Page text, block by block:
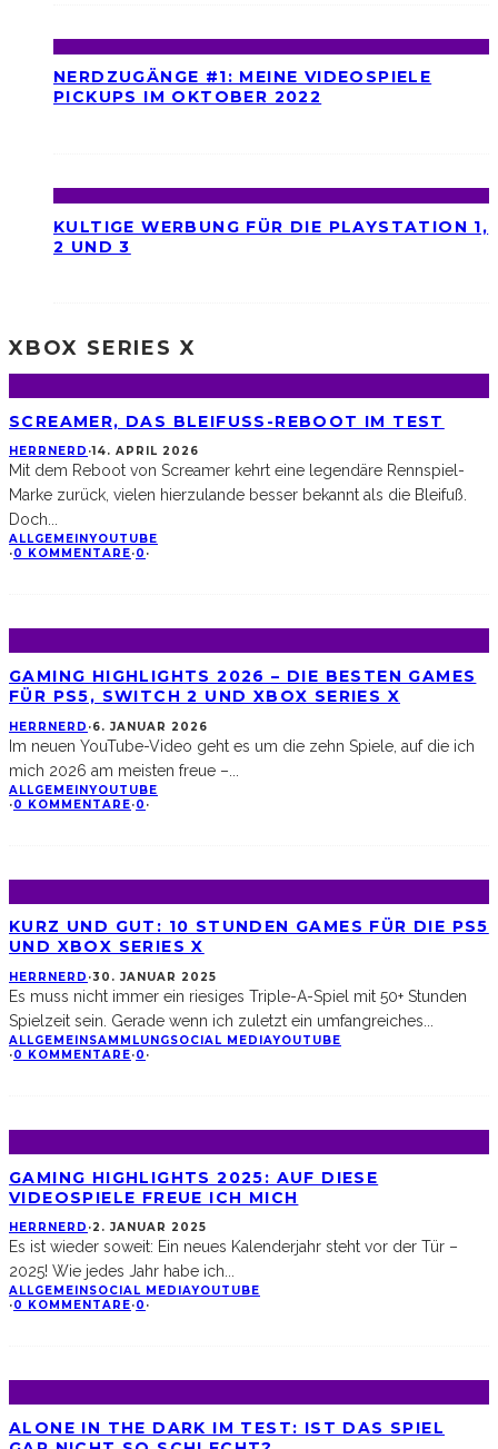
NERDZUGÄNGE #1: MEINE VIDEOSPIELE
PICKUPS IM OKTOBER 2022
KULTIGE WERBUNG FÜR DIE PLAYSTATION 1,
2 UND 3
XBOX SERIES X
SCREAMER, DAS BLEIFUSS-REBOOT IM TEST
HERRNERD ·14. APRIL 2026
Mit dem Reboot von Screamer kehrt eine legendäre Rennspiel-
Marke zurück, vielen hierzulande besser bekannt als die Bleifuß.
Doch...
ALLGEMEIN YOUTUBE
·0 KOMMENTARE·0 ·
GAMING HIGHLIGHTS 2026 – DIE BESTEN GAMES
FÜR PS5, SWITCH 2 UND XBOX SERIES X
HERRNERD ·6. JANUAR 2026
Im neuen YouTube-Video geht es um die zehn Spiele, auf die ich
mich 2026 am meisten freue –
ALLGEMEINYOUTUBE
·0 KOMMENTARE·0 ·
KURZ UND GUT: 10 STUNDEN GAMES FÜR DIE PS5
UND XBOX SERIES X
HERRNERD ·30. JANUAR 2025
Es muss nicht immer ein riesiges Triple-A-Spiel mit 50+ Stunden
Spielzeit sein. Gerade wenn ich zuletzt ein umfangreiches
ALLGEMEINSAMMLUNGSOCIAL MEDIAYOUTUBE
·0 KOMMENTARE·0 ·
GAMING HIGHLIGHTS 2025: AUF DIESE
VIDEOSPIELE FREUE ICH MICH
HERRNERD ·2. JANUAR 2025
Es ist wieder soweit: Ein neues Kalenderjahr steht vor der Tür –
2025! Wie jedes Jahr habe ich
ALLGEMEIN SOCIAL MEDIAYOUTUBE
·0 KOMMENTARE·0 ·
ALONE IN THE DARK IM TEST: IST DAS SPIEL